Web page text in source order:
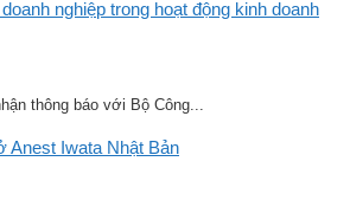
nghiệp trong hoạt động kinh doanh
thông báo với Bộ Công...
Anest Iwata Nhật Bản